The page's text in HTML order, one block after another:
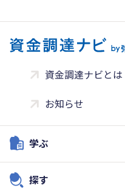
資金調達ナビとは
お知らせ
学ぶ
探す